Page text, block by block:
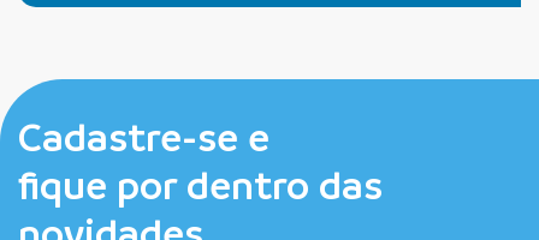
Cadastre-se e
fique por dentro das